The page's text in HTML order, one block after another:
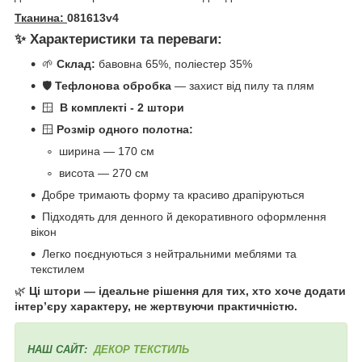
Тканина: 081613v4
✨ Характеристики та переваги:
🌱 Склад: бавовна 65%, поліестер 35%
🛡️ Тефлонова обробка — захист від пилу та плям
🪟 В комплекті - 2 штори
🪟 Розмір одного полотна:
ширина — 170 см
висота — 270 см
Добре тримають форму та красиво драпіруються
Підходять для денного й декоративного оформлення
вікон
Легко поєднуються з нейтральними меблями та
текстилем
🌿 Ці штори — ідеальне рішення для тих, хто хоче додати
інтер’єру характеру, не жертвуючи практичністю.
НАШ САЙТ:ДЕКОР ТЕКСТИЛЬ